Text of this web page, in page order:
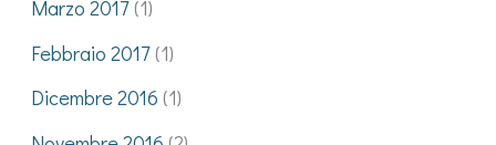
Marzo 2017(1)
Febbraio 2017(1)
Dicembre 2016 (1)